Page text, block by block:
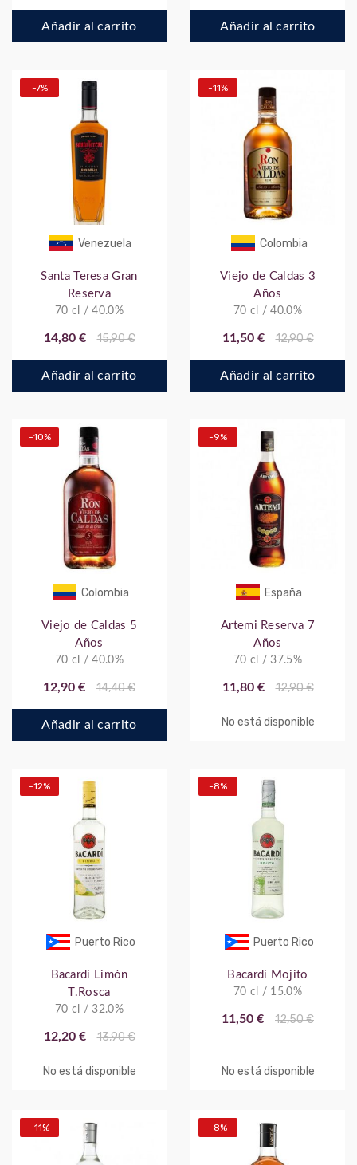
Añadir al carrito Añadir al carrito
Venezuela
-7%
Santa Teresa Gran
Reserva
70 cl / 40.0%
14,80 € 15,90 €
Añadir al carrito
Colombia
-11%
Viejo de Caldas 3
Años
70 cl / 40.0%
11,50 € 12,90 €
Añadir al carrito
Colombia
-10%
Viejo de Caldas 5
Años
70 cl / 40.0%
12,90 € 14,40 €
Añadir al carrito
España
-9%
Artemi Reserva 7
Años
70 cl / 37.5%
11,80 € 12,90 €
No está disponible
Puerto Rico
-12%
Bacardí Limón
T.Rosca
70 cl / 32.0%
12,20 € 13,90 €
No está disponible
Puerto Rico
-8%
Bacardí Mojito
70 cl / 15.0%
11,50 € 12,50 €
No está disponible
-11% -8%